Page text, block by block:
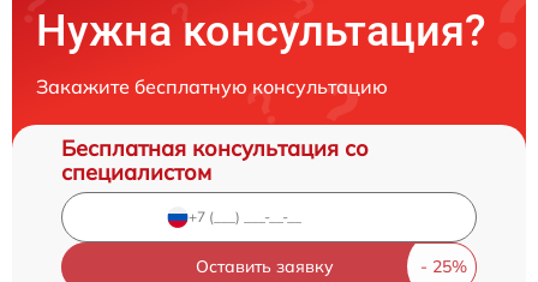
Нужна консультация?
Закажите бесплатную консультацию
Бесплатная консультация со
специалистом
Оставить заявку